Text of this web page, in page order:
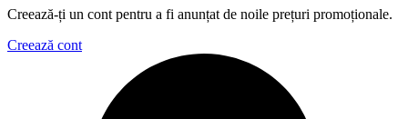
Creează-ți un cont pentru a fi anunțat de noile prețuri promoționale.
Creează cont